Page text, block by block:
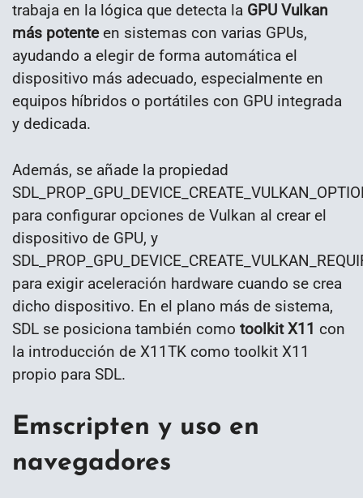
trabaja en la lógica que detecta la GPU Vulkan
más potenteen sistemas con varias GPUs,
ayudando a elegir de forma automática el
dispositivo más adecuado, especialmente en
equipos híbridos o portátiles con GPU integrada
y dedicada.
Además, se añade la propiedad
para configurar opciones de Vulkan al crear el
dispositivo de GPU, y
para exigir aceleración hardware cuando se crea
dicho dispositivo. En el plano más de sistema,
SDL se posiciona también como toolkit X11 con
la introducción de X11TK como toolkit X11
propio para SDL.
Emscripten y uso en
navegadores